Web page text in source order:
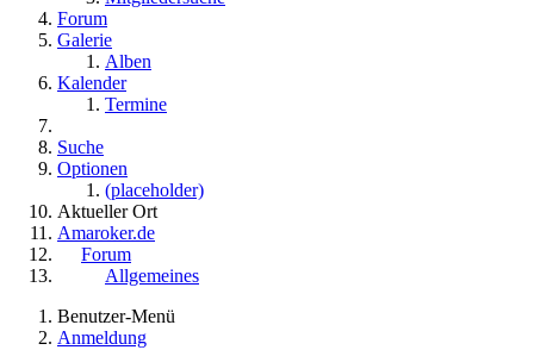
Forum
Galerie
Alben
Kalender
Termine
Suche
Optionen
(placeholder)
Aktueller Ort
Amaroker.de
Forum
Allgemeines
Benutzer-Menü
Anmeldung